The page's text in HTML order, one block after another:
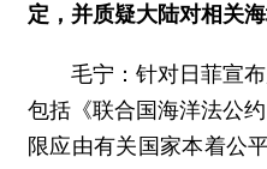
定，并质疑大陆对相关
毛宁：针对日菲宣
包括《联合国海洋法公
限应由有关国家本着公